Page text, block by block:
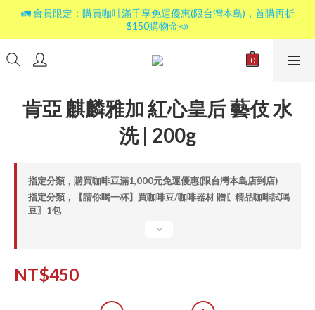
🚛 會員限定：購買咖啡滿千享免運優惠(限台灣本島)，首購再折
$150購物金📣
肯亞 麒麟雅加 紅心皇后 藝伎 水
洗 | 200g
指定分類，購買咖啡豆滿1,000元免運優惠(限台灣本島店到店)
指定分類，【請你喝一杯】買咖啡豆/咖啡器材 贈〖精品咖啡試喝
豆〗1包
NT$450